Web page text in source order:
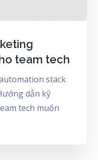
team tech
stack
dẫn kỹ
tech muốn